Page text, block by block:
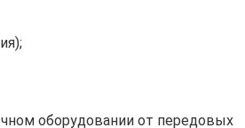
оборудовании от передовых